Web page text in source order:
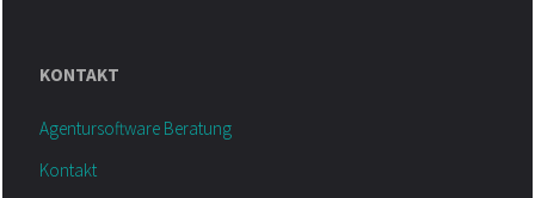
KONTAKT
Agentursoftware Beratung
Kontakt